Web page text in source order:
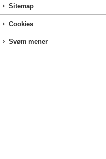
Sitemap
Cookies
Svøm mener